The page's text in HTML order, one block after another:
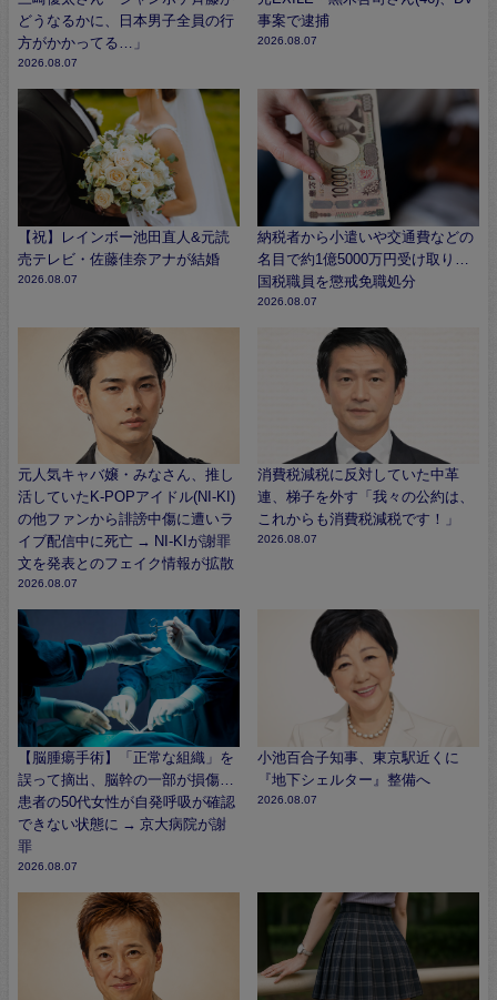
どうなるかに、日本男子全員の行
方がかかってる…」
2026.08.07
事案で逮捕
2026.08.07
【祝】レインボー池田直人&元読
売テレビ・佐藤佳奈アナが結婚
2026.08.07
納税者から小遣いや交通費などの
名目で約1億5000万円受け取り…
国税職員を懲戒免職処分
2026.08.07
元人気キャバ嬢・みなさん、推し
活していたK-POPアイドル(NI-KI)
の他ファンから誹謗中傷に遭いラ
イブ配信中に死亡 → NI-KIが謝罪
文を発表とのフェイク情報が拡散
2026.08.07
消費税減税に反対していた中革
連、梯子を外す「我々の公約は、
これからも消費税減税です！」
2026.08.07
【脳腫瘍手術】「正常な組織」を
誤って摘出、脳幹の一部が損傷…
患者の50代女性が自発呼吸が確認
できない状態に → 京大病院が謝
罪
2026.08.07
小池百合子知事、東京駅近くに
『地下シェルター』整備へ
2026.08.07